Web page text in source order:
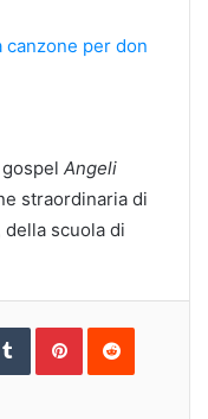
canzone per don
Angeli
straordinaria di
della scuola di
TumblrPinterestReddit